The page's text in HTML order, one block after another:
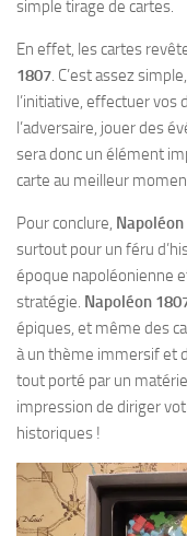
simple tirage de cartes.
En effet, les cartes
1807. C’est assez
l’initiative, effectuer vos
l’adversaire, jouer des
sera donc un élément
carte au meilleur
Pour conclure,
surtout pour un féru
époque napoléonienne
stratégie. Napoléon
épiques, et même des
à un thème immersif et
tout porté par un
impression de diriger
historiques !